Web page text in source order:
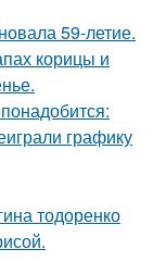
59-летие.
корицы и
графику
тодоренко